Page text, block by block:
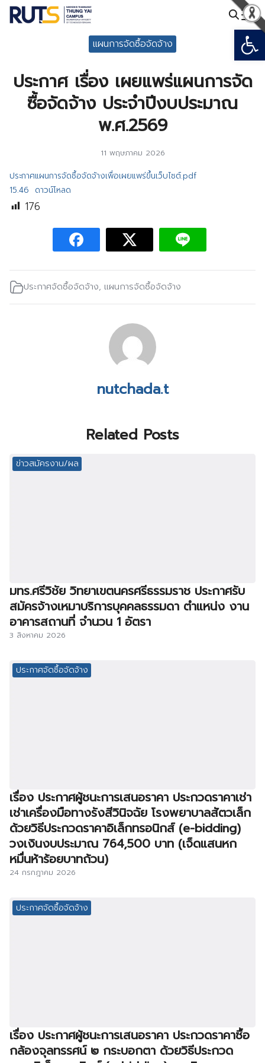
Skip
แผนการจัดซื้อจัดจ้าง
ประกาศ เรื่อง เผยแพร่แผนการจัด
ซื้อจัดจ้าง ประจำปีงบประมาณ
พ.ศ.2569
11 พฤษภาคม 2026
ประกาศแผนการจัดซื้อจัดจ้างเพื่อเผยแพร่ขึ้นเว็บไซต์.pdf
15.46 ดาวน์โหลด
176
ประกาศจัดซื้อจัดจ้าง, แผนการจัดซื้อจัดจ้าง
nutchada.t
Related Posts
ข่าวสมัครงาน/ผล
มทร.ศรีวิชัย วิทยาเขตนครศรีธรรมราช ประกาศรับ
สมัครจ้างเหมาบริการบุคคลธรรมดา ตำแหน่ง งาน
อาคารสถานที่ จำนวน 1 อัตรา
3 สิงหาคม 2026
ประกาศจัดซื้อจัดจ้าง
เรื่อง ประกาศผู้ชนะการเสนอราคา ประกวดราคาเช่า
เช่าเครื่องมือทางรังสีวินิจฉัย โรงพยาบาลสัตวเล็ก
ด้วยวิธีประกวดราคาอิเล็กทรอนิกส์ (e-bidding)
วงเงินงบประมาณ 764,500 บาท (เจ็ดแสนหก
หมื่นห้าร้อยบาทถ้วน)
24 กรกฎาคม 2026
ประกาศจัดซื้อจัดจ้าง
เรื่อง ประกาศผู้ชนะการเสนอราคา ประกวดราคาซื้อ
กล้องจุลทรรศน์ ๒ กระบอกตา ด้วยวิธีประกวด